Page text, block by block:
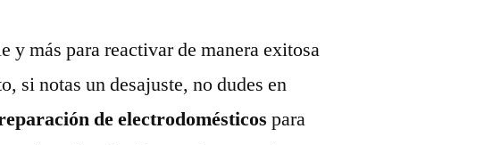
y más para reactivar de manera exitosa
si notas un desajuste, no dudes en
de electrodomésticospara